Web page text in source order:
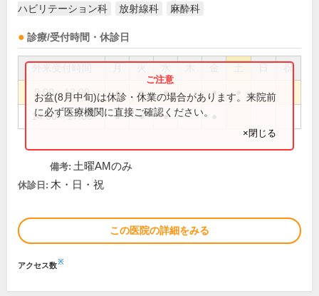
ハビリテーション科
放射線科 麻酔科
診療/受付時間・休診日
祝
9:00～12:00 ● ● ● ●
14:00～17:00 ● ● ●
お盆(8月中旬)は休診・休業の場合があります。来院前
に必ず医療機関に直接ご確認ください。
×閉じる
備考: 土曜AMのみ
休診日: 木・日・祝
この医院の詳細をみる
アクセス数※